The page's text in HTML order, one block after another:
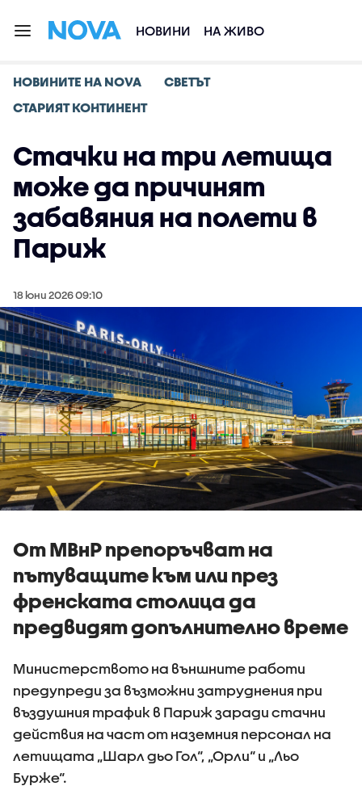
НОВИНИ НА ЖИВО
НОВИНИТЕ НА NOVA
СВЕТЪТ
СТАРИЯТ КОНТИНЕНТ
Стачки на три летища
може да причинят
забавяния на полети в
Париж
18 юни 2026 09:10
От МВнР препоръчват на
пътуващите към или през
френската столица да
предвидят допълнително време
Министерството на външните работи
предупреди за възможни затруднения при
въздушния трафик в Париж заради стачни
действия на част от наземния персонал на
летищата „Шарл дьо Гол“, „Орли“ и „Льо
Бурже“.